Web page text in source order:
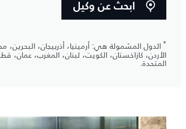
ابحث عن وكيل
* الدول المشمولة هي: أرمينيا، أذربيجان، البحرين،
الأردن، كازاخستان، الكويت، لبنان، المغرب، عمان،
المتحدة.